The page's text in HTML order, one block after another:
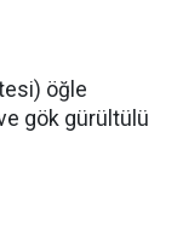
öğle
gök gürültülü